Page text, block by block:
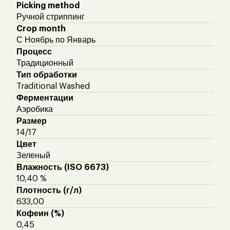
Picking method
Ручной стриппинг
Crop month
С Ноябрь по Январь
Процесс
Традиционный
Тип обработки
Traditional Washed
Ферментации
Аэробика
Размер
14/17
Цвет
Зеленый
Влажность (ISO 6673)
10,40 %
Плотность (г/л)
633,00
Кофеин (%)
0,45